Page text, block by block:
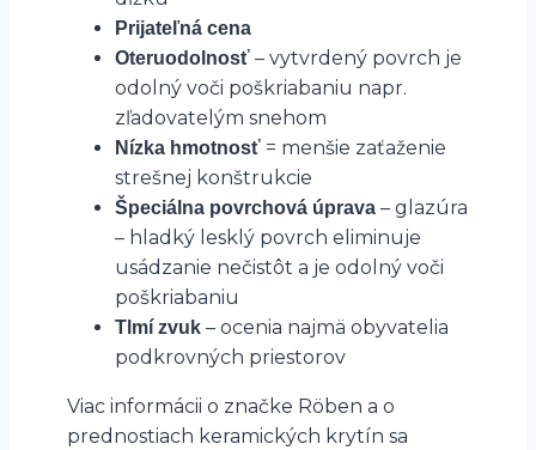
Prijateľná cena
Oteruodolnosť – vytvrdený povrch je
odolný voči poškriabaniu napr.
zľadovatelým snehom
Nízka hmotnosť = menšie zaťaženie
strešnej konštrukcie
Špeciálna povrchová úprava – glazúra
– hladký lesklý povrch eliminuje
usádzanie nečistôt a je odolný voči
poškriabaniu
Tlmí zvuk – ocenia najmä obyvatelia
podkrovných priestorov
Viac informácii o značke Röben a o
prednostiach keramických krytín sa